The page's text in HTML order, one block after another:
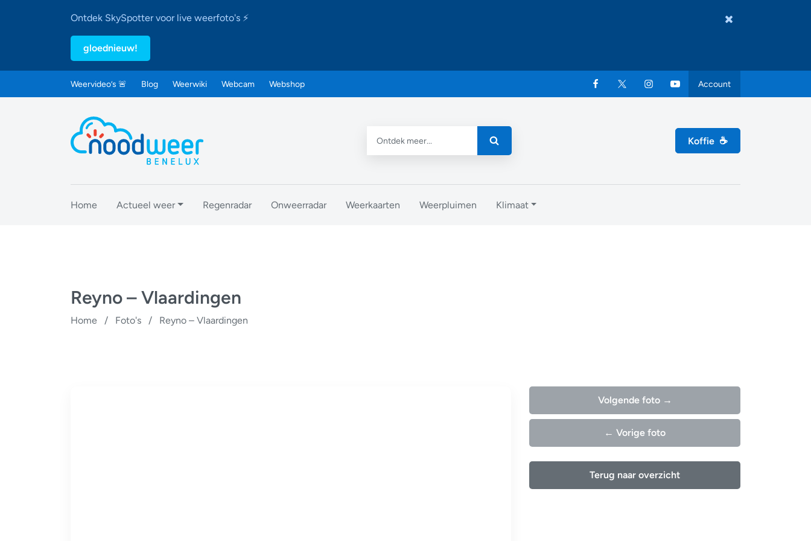
Ontdek SkySpotter voor live weerfoto's ⚡
gloednieuw!
Weervideo’s 🚨 Blog Weerwiki Webcam Webshop Account
Koffie ☕
Home Actueel weer Regenradar Onweerradar Weerkaarten Weerpluimen Klimaat
Reyno – Vlaardingen
Home / Foto's / Reyno – Vlaardingen
Volgende foto →
← Vorige foto
Terug naar overzicht